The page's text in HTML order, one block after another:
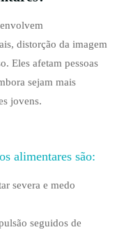
distorção da imagem
Eles afetam pessoas
sejam mais
jovens.
alimentares são:
severa e medo
seguidos de